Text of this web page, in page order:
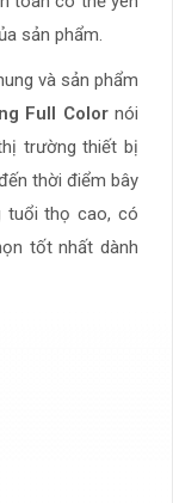
sản phẩm.
và sản phẩm
Full Colornói
trường thiết bị
thời điểm bây
tuổi thọ cao, có
tốt nhất dành